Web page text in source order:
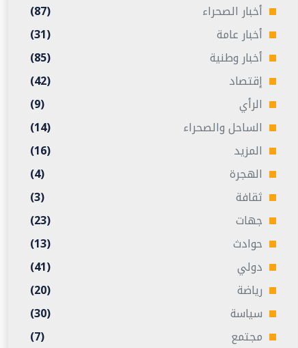
أخبار الصحراء
(87)
أخبار عامة
(31)
أخبار وطنية
(85)
إقتصاد
(42)
الرأي
(9)
الساحل والصحراء
(14)
المزيد
(16)
الهجرة
(4)
ثقافة
(3)
جهات
(23)
حوادث
(13)
دولي
(41)
رياضة
(20)
سياسة
(30)
مجتمع
(7)